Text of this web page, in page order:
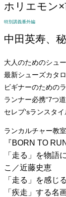
ホリエモン×
特別講義番外編
中田英寿、
大人のためのシュ
最新シューズカタ
ビギナーのための
ランナー必携“7つ
セレブ'sランスタイ
ランカルチャー教室
『BORN TO
「走る」を物
こ／近藤史恵
「走る」を感じ
「疾走」する名